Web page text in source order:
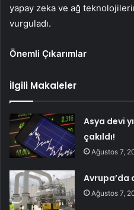
yapay zeka ve ağ
vurguladı.
Önemli Çıkarımlar
İlgili Makaleler
Asya devi
çakıldı!
Ağustos 7,
Avrupa’da
Ağustos 7,